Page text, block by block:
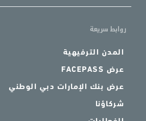
روابط سريعة
المدن الترفيهية
عرض FACEPASS
عرض بنك الإمارات دبي الوطني
شركاؤنا